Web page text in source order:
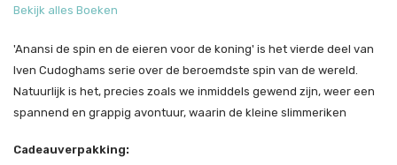
Bekijk alles Boeken
'Anansi de spin en de eieren voor de koning' is het vierde deel van
Iven Cudoghams serie over de beroemdste spin van de wereld.
Natuurlijk is het, precies zoals we inmiddels gewend zijn, weer een
spannend en grappig avontuur, waarin de kleine slimmeriken
Cadeauverpakking: